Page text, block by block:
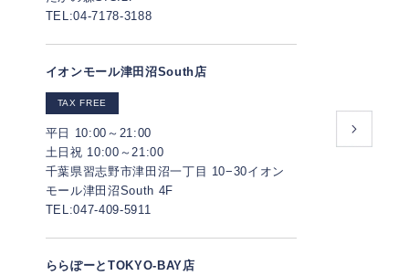
TEL:04-7178-3188
イオンモール津⽥沼South店
TAX FREE
平日 10:00～21:00
土日祝 10:00～21:00
千葉県習志野市津田沼⼀丁⽬ 10−30イオン
モール津⽥沼South 4F
TEL:047-409-5911
ららぽーとTOKYO-BAY店